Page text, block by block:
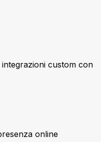
custom con
online